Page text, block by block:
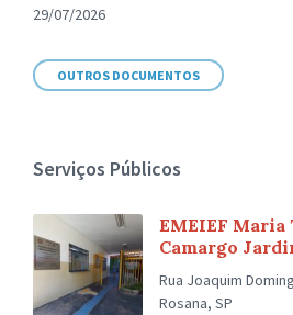
29/07/2026
OUTROS DOCUMENTOS
Serviços Públicos
EMEIEF
Camargo
Rua Joaquim
Rosana, SP